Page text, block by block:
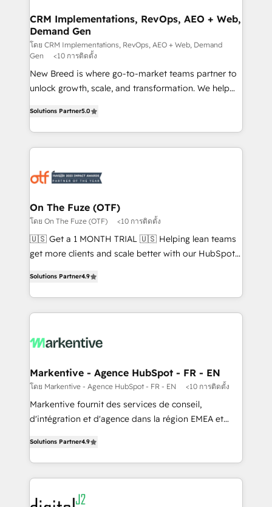
trainers to drive platform adoption. 📈 Revenue
Generation - Full-funnel marketing and high-
performance advertising via Point Success Media. -
Expert deployment of Breeze AI and custom agents
to automate growth. 🏆 Elite Excellence - 8 platform
accreditations and deep HIPAA-compliance
CRM Implementations, RevOps, AEO + Web,
Demand Gen
โดย CRM Implementations, RevOps, AEO + Web, Demand
Gen
<10 การติดตั้ง
New Breed is where go-to-market teams partner to
unlock growth, scale, and transformation. We help
customer platform and operationalize HubSpot’s
Loop Marketing framework through expert-led
services, smart agents, and purpose-built apps,
results, fast. ⚙️CRM & RevOps: Align all Hubs to your
🎯Demand Gen & ABM: Drive pipeline with inbound,
ABM, AEO, SEO, & paid media. 👩‍💻Web Design:
Build high-performing websites with UX, messaging,
& conversion strategy that drive results. 🤖AI
AI, & maximize AEO with tailored AI services. 🧩
Integrations: Extend HubSpot with custom
Solutions Partner5.0
On The Fuze (OTF)
โดย On The Fuze (OTF) <10 การติดตั้ง
🇺🇸 Get a 1 MONTH TRIAL 🇺🇸 Helping lean teams
get more clients and scale better with our HubSpot
Win more business - Reduce no-shows - Improve
lead & deal conversion rates - Scale with less
What do you get? 🤓 Our client's are too busy to
Personal Consultant + Tech Team to handle the
heavy lifting of mapping out AND building your ideal
system. + Get best practices and 'don't know what
you don't know' recommendations to maximize
6,500+ Partners) and was named 2023 HubSpot
Partner of the Year 💥 Trusted by 2,500+ companies
www.onthefuze.com/hubspot-admin Contact us to
Solutions Partner4.9
Markentive - Agence HubSpot - FR - EN
โดย Markentive - Agence HubSpot - FR - EN <10 การติดตั้ง
Markentive fournit des services de conseil,
d'intégration et d'agence dans la région EMEA et
marketing automation, Growth, Revops, CRM et
webdesign. Markentive is both a consulting firm, a
digital agency and an integrator. With over 115
experts in marketing automation, growth, revops,
Solutions Partner4.9